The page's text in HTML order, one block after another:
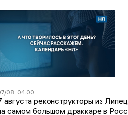
08 04:00
августа реконструкторы из
самом большом драккаре в